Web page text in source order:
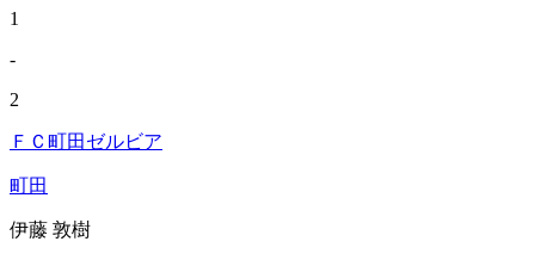
1
-
2
ＦＣ町田ゼルビア
町田
伊藤 敦樹